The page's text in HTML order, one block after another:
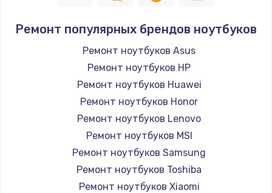
Ремонт петель крышки
1190 руб.
Заказать
Настройка Wi-Fi
Заказать
Замена HDMI
Ремонт популярных брендов ноутбуков
Ремонт ноутбуков Asus
Ремонт ноутбуков HP
Ремонт ноутбуков Huawei
Ремонт ноутбуков Honor
Ремонт ноутбуков Lenovo
Ремонт ноутбуков MSI
Ремонт ноутбуков Samsung
Ремонт ноутбуков Toshiba
Ремонт ноутбуков Xiaomi